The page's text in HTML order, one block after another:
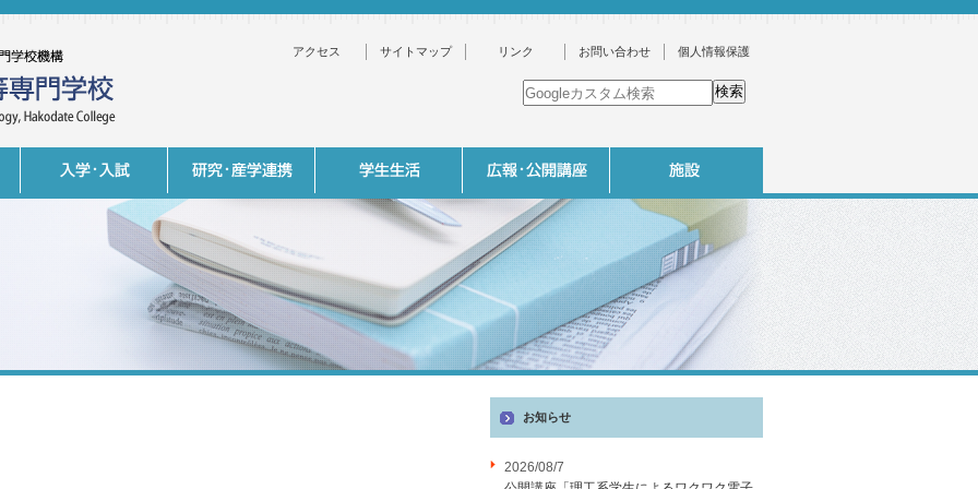
個人情報保護
お問い合わせ
リンク
サイトマップ
アクセス
お知らせ
2026/08/7